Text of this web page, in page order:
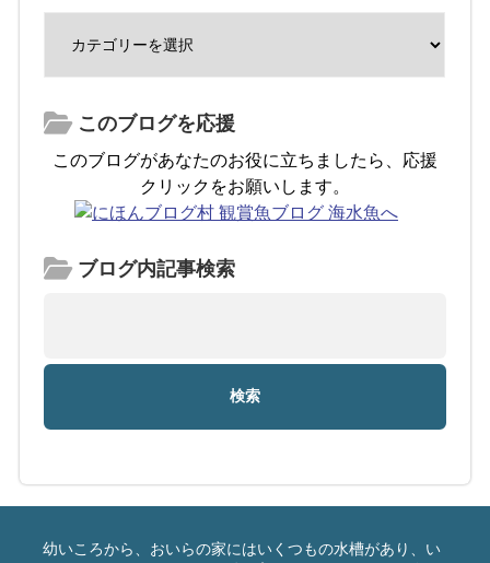
このブログを応援
このブログがあなたのお役に立ちましたら、応援
クリックをお願いします。
ブログ内記事検索
幼いころから、おいらの家にはいくつもの水槽があり、い